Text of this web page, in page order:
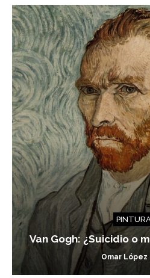
Van Gogh: ¿Suicidio o
Omar López